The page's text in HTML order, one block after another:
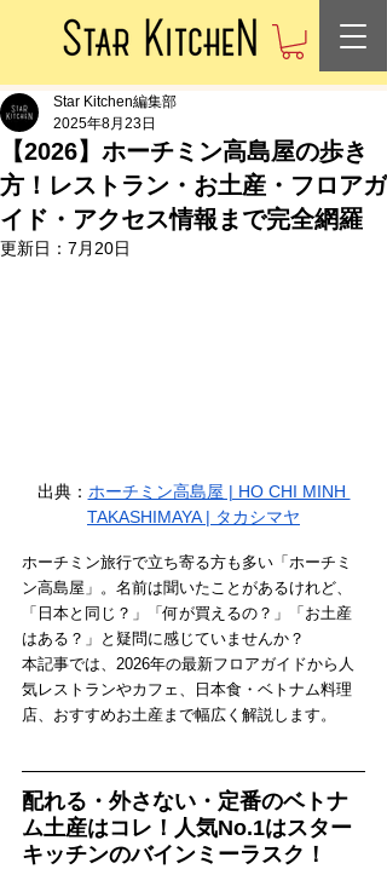
【2026】ホーチミン高島屋の歩き
方！レストラン・お土産・フロアガ
イド・アクセス情報まで完全網羅
Star Kitchen編集部
2025年8月23日
更新日： 7月20日
出典： ホーチミン高島屋 | HO CHI MINH
TAKASHIMAYA | タカシマヤ
ホーチミン旅行で立ち寄る方も多い「ホーチミ
ン高島屋」。名前は聞いたことがあるけれど、
「日本と同じ？」「何が買えるの？」「お土産
はある？」と疑問に感じていませんか？
本記事では、2026年の最新フロアガイドから人
気レストランやカフェ、日本食・ベトナム料理
店、おすすめお土産まで幅広く解説します。
配れる・外さない・定番のベトナ
ム土産はコレ！人気No.1はスター
キッチンのバインミーラスク！